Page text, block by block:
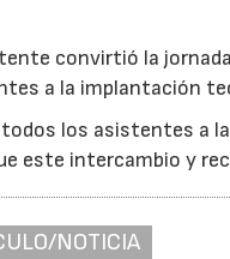
convirtió la
a la implantación
los asistentes a
este intercambio y
NOTICIA